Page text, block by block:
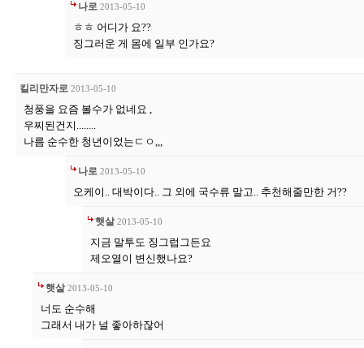
나로 2013-05-10
ㅎㅎ 어디가 요??
징그러운 게 몸에 일부 인가요?
킬리만자로 2013-05-10
청풍을 요즘 볼수가 없네요 ,
우찌된건지........
나름 순수한 청년이었는ㄷㅇ,,,
나로 2013-05-10
오케이.. 대박이다.. 그 외에 국수류 말고.. 추천해줄만한 거??
햇살 2013-05-10
지금 말투도 징그럽그든요
제오열이 변신했나요?
햇살 2013-05-10
너도 순수해
그래서 내가 널 좋아하잖어